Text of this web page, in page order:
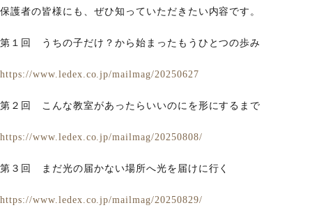
保護者の皆様にも、ぜひ知っていただきたい内容です。
第１回 うちの子だけ？から始まったもうひとつの歩み
https://www.ledex.co.jp/mailmag/20250627
第２回 こんな教室があったらいいのにを形にするまで
https://www.ledex.co.jp/mailmag/20250808/
第３回 まだ光の届かない場所へ光を届けに行く
https://www.ledex.co.jp/mailmag/20250829/